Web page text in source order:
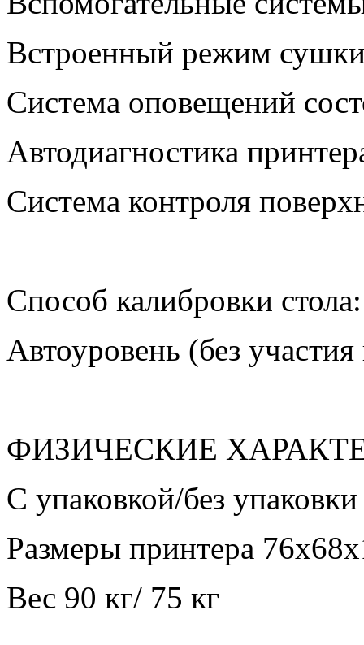
Встроенный режим сушки
Система оповещений
Автодиагностика
Система контроля
Способ калибровки стола:
Автоуровень (без участия
ФИЗИЧЕСКИЕ
С упаковкой/без упаковки
Размеры принтера
Вес 90 кг/ 75 кг